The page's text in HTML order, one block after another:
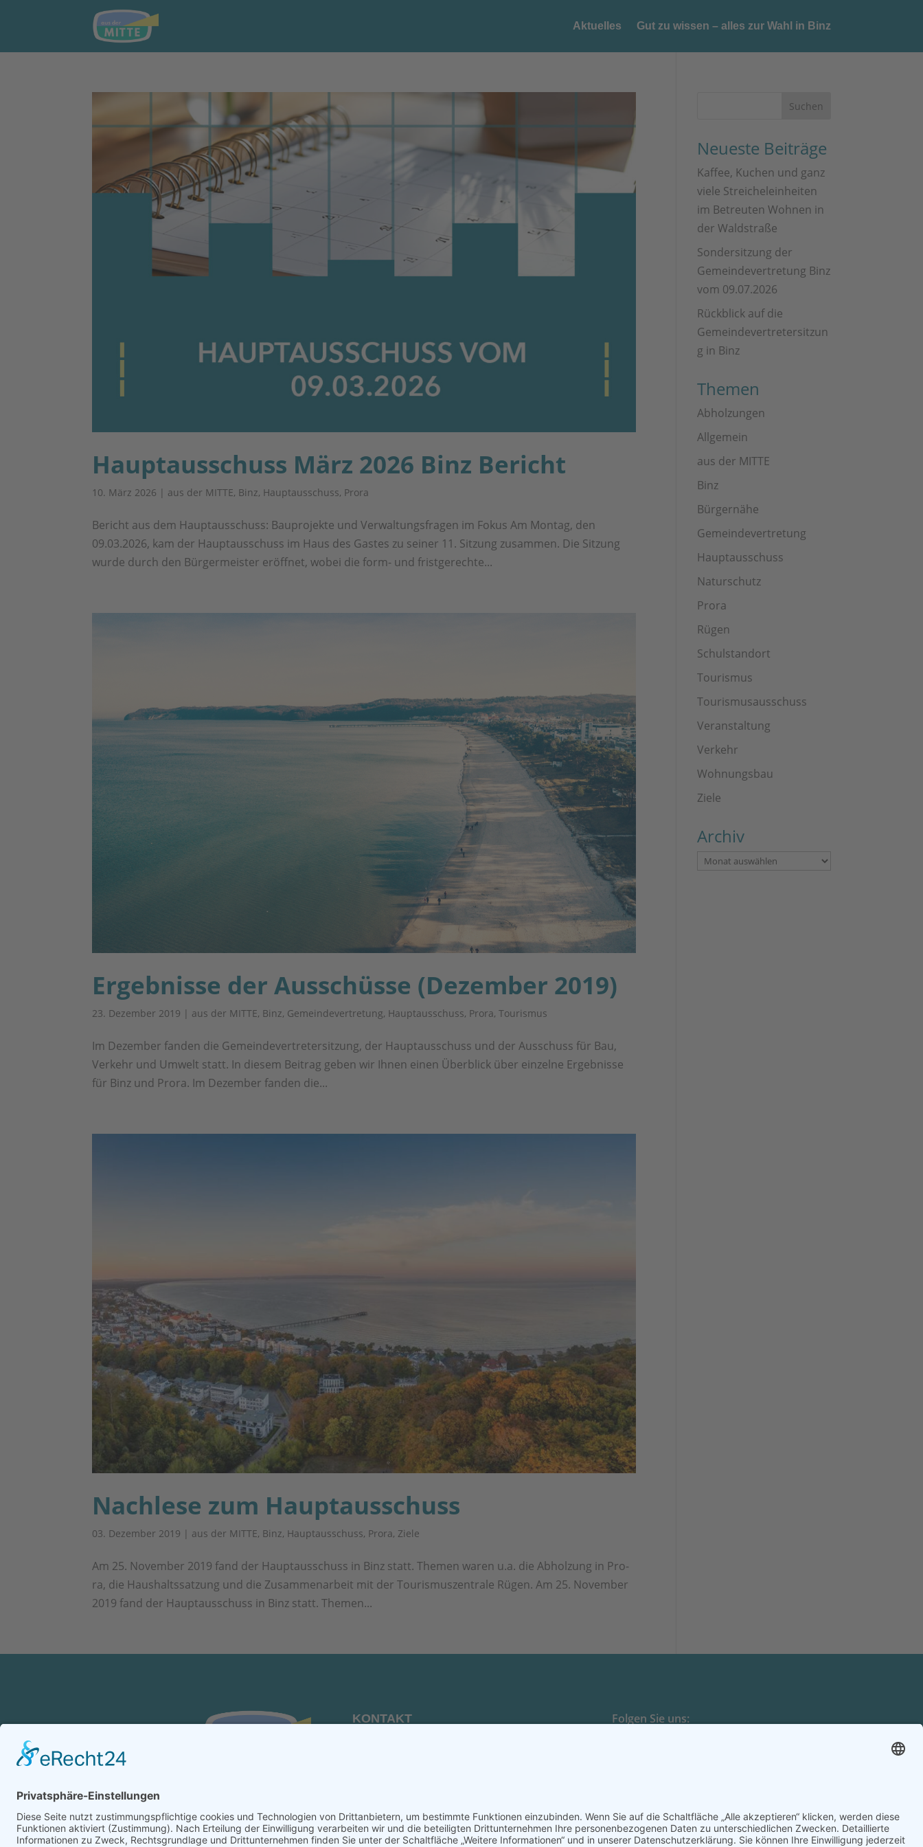
Aktuelles Gut zu wissen – alles zur Wahl in Binz
Hauptausschuss März 2026 Binz Bericht
10. März 2026 | aus der MITTE, Binz, Hauptausschuss, Prora
Bericht aus dem Hauptausschuss: Bauprojekte und Verwaltungsfragen im Fokus Am Montag, den
09.03.2026, kam der Hauptausschuss im Haus des Gastes zu seiner 11. Sitzung zusammen. Die Sitzung
wurde durch den Bürgermeister eröffnet, wobei die form- und fristgerechte...
Ergebnisse der Ausschüsse (Dezember 2019)
23. Dezember 2019 | aus der MITTE, Binz, Gemeindevertretung, Hauptausschuss, Prora,Tourismus
Im Dezem­ber fan­den die Gemein­de­ver­tre­ter­sit­zung, der Haupt­aus­schuss und der Aus­schuss für Bau,
Ver­kehr und Umwelt statt. In die­sem Bei­trag geben wir Ihnen einen Über­blick über ein­zel­ne Ergeb­nis­se
für Binz und Pro­ra. Im Dezem­ber fan­den die...
Nachlese zum Hauptausschuss
03. Dezember 2019 | aus der MITTE, Binz, Hauptausschuss, Prora, Ziele
Am 25. Novem­ber 2019 fand der Haupt­aus­schuss in Binz statt. The­men waren u.a. die Abhol­zung in Pro­
ra, die Haus­halts­sat­zung und die Zusam­men­ar­beit mit der Tou­ris­mus­zen­tra­le Rügen. Am 25. Novem­ber
2019 fand der Haupt­aus­schuss in Binz statt. The­men...
Neueste Beiträge
Kaffee, Kuchen und ganz
viele Streicheleinheiten
im Betreuten Wohnen in
der Waldstraße
Sondersitzung der
Gemeindevertretung Binz
vom 09.07.2026
Rückblick auf die
Gemeindevertretersitzun
g in Binz
Themen
Abholzungen
Allgemein
aus der MITTE
Binz
Bürgernähe
Gemeindevertretung
Hauptausschuss
Naturschutz
Prora
Rügen
Schulstandort
Tourismus
Tourismusausschuss
Veranstaltung
Verkehr
Wohnungsbau
Ziele
Archiv
Archiv
KONTAKT
Folgen Sie uns: